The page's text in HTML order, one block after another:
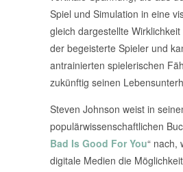
Spiel und Simulation in eine
gleich dargestellte
der begeisterte Spieler und
antrainierten spielerischen
zukünftig seinen
Steven Johnson weist in
populärwissenschaftlichen
Bad Is Good For You“ nach,
digitale Medien die